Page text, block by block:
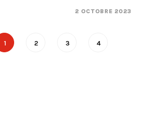
2 OCTOBRE 2023
1 2 3 4